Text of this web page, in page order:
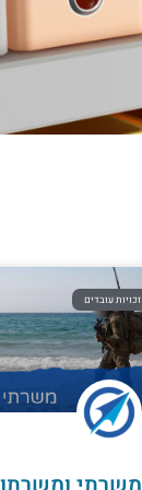
זכויות עובדים